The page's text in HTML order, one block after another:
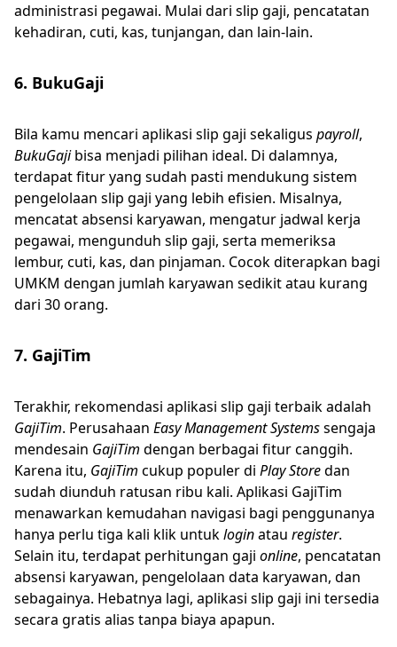
administrasi pegawai. Mulai dari slip gaji, pencatatan
kehadiran, cuti, kas, tunjangan, dan lain-lain.
6. BukuGaji
Bila kamu mencari aplikasi slip gaji sekaligus payroll,
BukuGajibisa menjadi pilihan ideal. Di dalamnya,
terdapat fitur yang sudah pasti mendukung sistem
pengelolaan slip gaji yang lebih efisien. Misalnya,
mencatat absensi karyawan, mengatur jadwal kerja
pegawai, mengunduh slip gaji, serta memeriksa
lembur, cuti, kas, dan pinjaman. Cocok diterapkan bagi
UMKM dengan jumlah karyawan sedikit atau kurang
dari 30 orang.
7. GajiTim
Terakhir, rekomendasi aplikasi slip gaji terbaik adalah
GajiTim. Perusahaan Easy Management Systemssengaja
mendesain GajiTim dengan berbagai fitur canggih.
Karena itu, GajiTim cukup populer di Play Storedan
sudah diunduh ratusan ribu kali. Aplikasi GajiTim
menawarkan kemudahan navigasi bagi penggunanya
hanya perlu tiga kali klik untukloginatau register.
Selain itu, terdapat perhitungan gaji online, pencatatan
absensi karyawan, pengelolaan data karyawan, dan
sebagainya. Hebatnya lagi, aplikasi slip gaji ini tersedia
secara gratis alias tanpa biaya apapun.